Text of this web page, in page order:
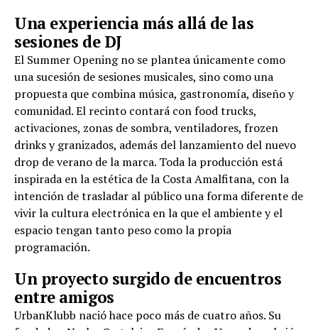
Una experiencia más allá de las
sesiones de DJ
El Summer Opening no se plantea únicamente como
una sucesión de sesiones musicales, sino como una
propuesta que combina música, gastronomía, diseño y
comunidad. El recinto contará con food trucks,
activaciones, zonas de sombra, ventiladores, frozen
drinks y granizados, además del lanzamiento del nuevo
drop de verano de la marca. Toda la producción está
inspirada en la estética de la Costa Amalfitana, con la
intención de trasladar al público una forma diferente de
vivir la cultura electrónica en la que el ambiente y el
espacio tengan tanto peso como la propia
programación.
Un proyecto surgido de encuentros
entre amigos
UrbanKlubb nació hace poco más de cuatro años. Su